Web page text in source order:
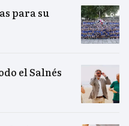
para su
el Salnés